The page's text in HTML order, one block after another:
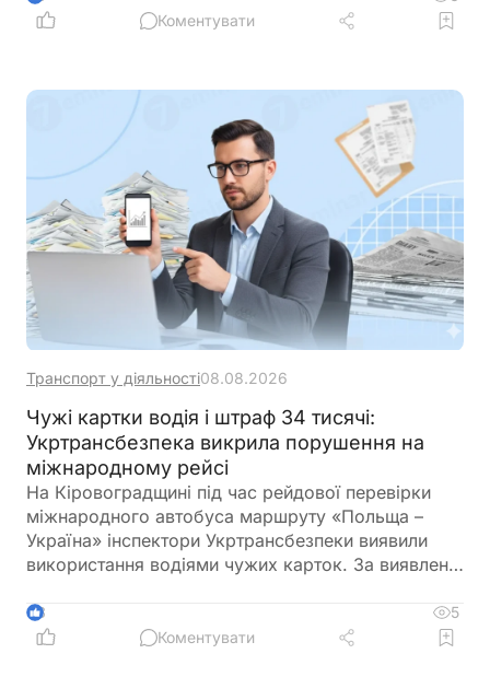
критичної інфраструктури та іншими суб’єктами
Коментувати
Транспорт у діяльності08.08.2026
Чужі картки водія і штраф 34 тисячі:
Укртрансбезпека викрила порушення на
міжнародному рейсі
На Кіровоградщині під час рейдової перевірки
міжнародного автобуса маршруту «Польща –
Україна» інспектори Укртрансбезпеки виявили
використання водіями чужих карток. За виявлене
34 тис. грн
3
5
Коментувати